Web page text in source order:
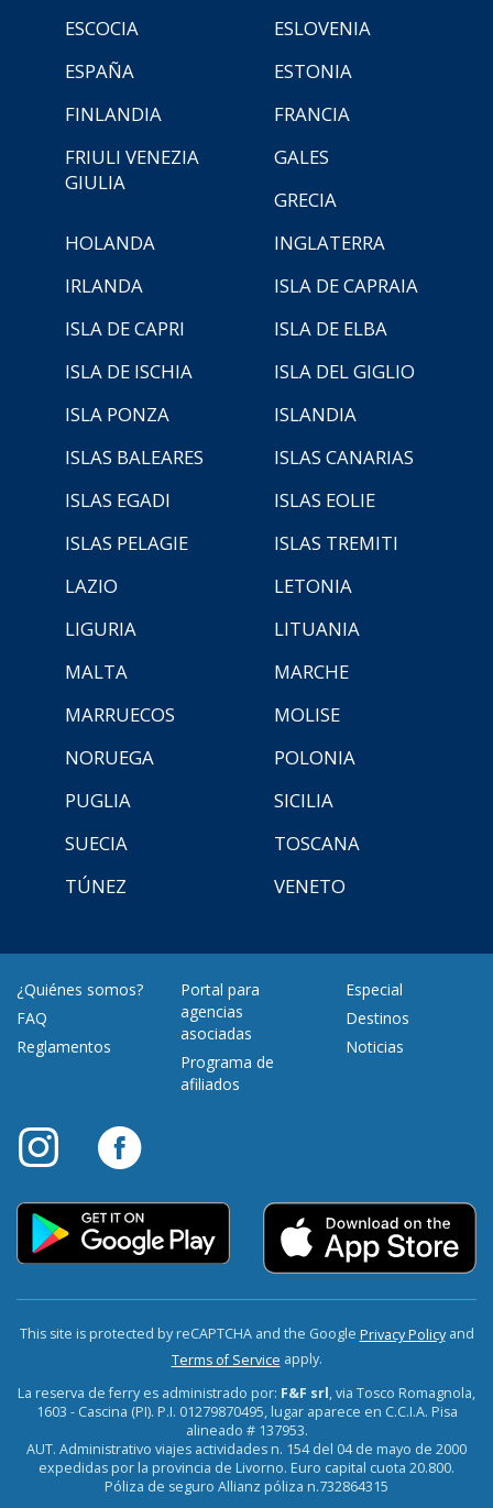
ESCOCIA
ESLOVENIA
ESPAÑA
ESTONIA
FINLANDIA
FRANCIA
FRIULI VENEZIA
GIULIA
GALES
GRECIA
HOLANDA
INGLATERRA
IRLANDA
ISLA DE CAPRAIA
ISLA DE CAPRI
ISLA DE ELBA
ISLA DE ISCHIA
ISLA DEL GIGLIO
ISLA PONZA
ISLANDIA
ISLAS BALEARES
ISLAS CANARIAS
ISLAS EGADI
ISLAS EOLIE
ISLAS PELAGIE
ISLAS TREMITI
LAZIO
LETONIA
LIGURIA
LITUANIA
MALTA
MARCHE
MARRUECOS
MOLISE
NORUEGA
POLONIA
PUGLIA
SICILIA
SUECIA
TOSCANA
TÚNEZ
VENETO
¿Quiénes somos?
FAQ
Reglamentos
Portal para
agencias
asociadas
Programa de
afiliados
Especial
Destinos
Noticias
This site is protected by reCAPTCHA and the Google Privacy Policyand
Terms of Service apply.
La reserva de ferry es administrado por: F&F srl, via Tosco Romagnola,
1603 - Cascina (PI). P.I. 01279870495, lugar aparece en C.C.I.A. Pisa
alineado # 137953.
AUT. Administrativo viajes actividades n. 154 del 04 de mayo de 2000
expedidas por la provincia de Livorno. Euro capital cuota 20.800.
Póliza de seguro Allianz póliza n.732864315